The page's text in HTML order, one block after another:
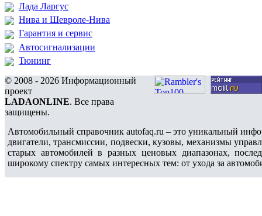
Лада Ларгус
Нива и Шевроле-Нива
Гарантия и сервис
Автосигнализации
Тюнинг
© 2008 - 2026 Информационный
проект
LADAONLINE. Все права
защищены.
Автомобильный справочник autofaq.ru – это уникальный
двигатели, трансмиссии, подвески, кузовы, механизмы
старых автомобилей в разных ценовых диапазонах,
широкому спектру самых интересных тем: от ухода за